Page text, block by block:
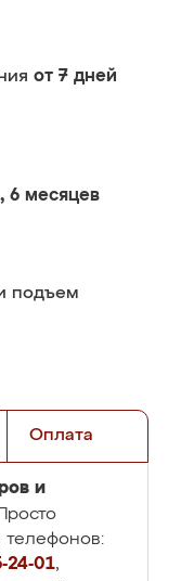
от 7 дней
6 месяцев
подъем
Оплата
и
телефонов:
24-01,